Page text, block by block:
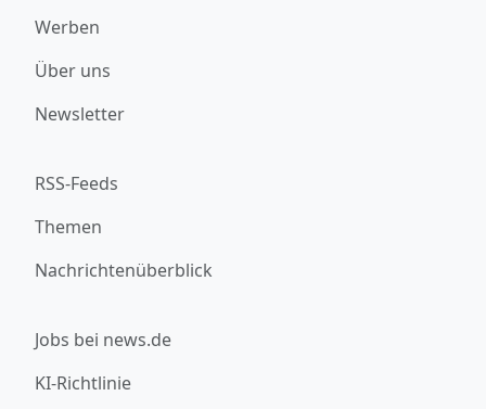
Werben
Über uns
Newsletter
RSS-Feeds
Themen
Nachrichtenüberblick
Jobs bei news.de
KI-Richtlinie